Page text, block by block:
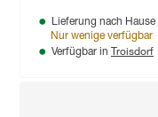
Lieferung nach Hause
Nur wenige verfügbar
Verfügbar in Troisdorf